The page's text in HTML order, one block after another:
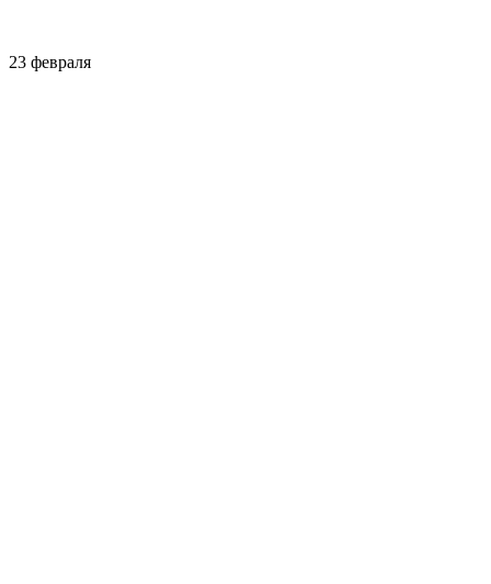
23 февраля